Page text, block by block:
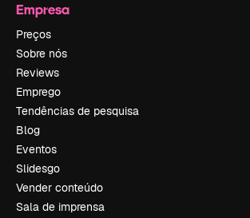
Empresa
Preços
Sobre nós
Reviews
Emprego
Tendências de pesquisa
Blog
Eventos
Slidesgo
Vender conteúdo
Sala de imprensa